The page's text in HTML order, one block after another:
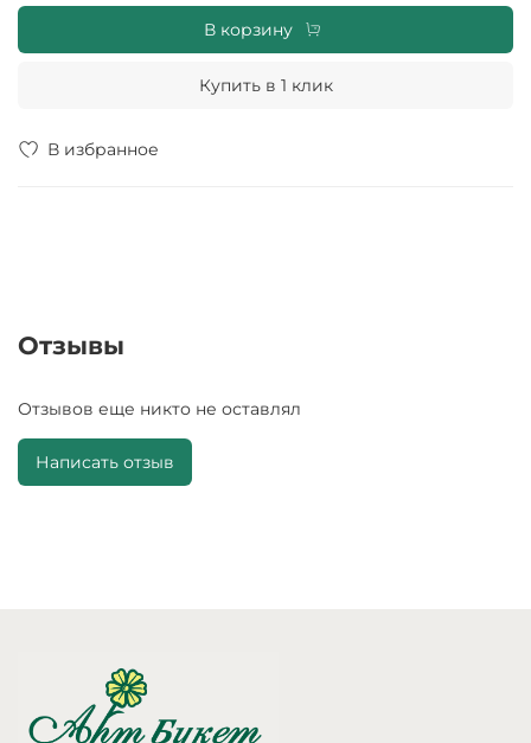
В избранное
В корзину
Купить в 1 клик
Отзывы
Отзывов еще никто не оставлял
Написать отзыв